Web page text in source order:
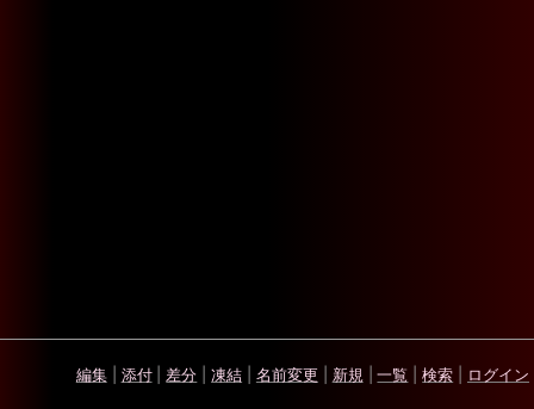
編集 添付 差分 凍結 名前変更 新規 一覧 検索 ログイン